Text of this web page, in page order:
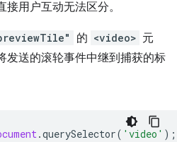
用户互动无法区分。
的 <video> 元
发送的滚轮事件中继到捕获的标
.querySelector( 'video' );